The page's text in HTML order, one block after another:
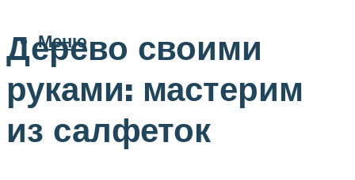
Меню
Дерево своими
руками: мастерим
из салфеток